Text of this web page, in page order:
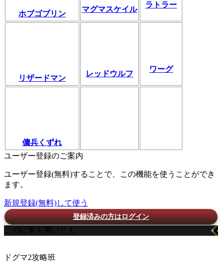
ホブゴブリン
マグマスケイル
ラトラー
リザードマン
レッドウルフ
ワーグ
傭兵くずれ
ユーザー登録のご案内
ユーザー登録(無料)することで、この機能を使うことができ
ます。
新規登録(無料)して使う
登録済みの方はログイン
この記事を書いた人
ドグマ2攻略班